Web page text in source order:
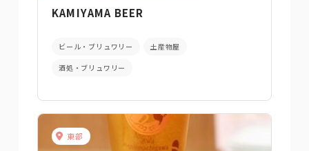
KAMIYAMA BEER
ビール・ブリュワリー 土産物屋
酒処・ブリュワリー
東部